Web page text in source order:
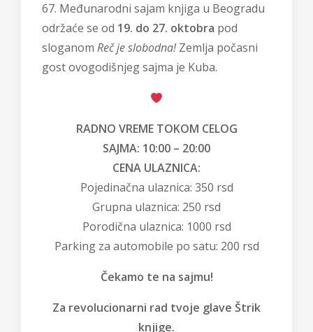
67. Međunarodni sajam knjiga u Beogradu
održaće se od 19. do 27. oktobra pod
sloganom Reč je slobodna!Zemlja počasni
gost ovogodišnjeg sajma je Kuba.
RADNO VREME TOKOM CELOG
SAJMA: 10:00 – 20:00
CENA ULAZNICA:
Pojedinačna ulaznica: 350 rsd
Grupna ulaznica: 250 rsd
Porodična ulaznica: 1000 rsd
Parking za automobile po satu: 200 rsd
Čekamo te na sajmu!
Za revolucionarni rad tvoje glave Štrik
knjige.